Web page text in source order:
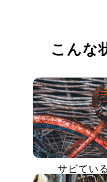
こんな
サビている